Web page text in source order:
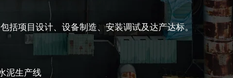
项目设计、设备制造、安装调试及达产达标。
泥生产线